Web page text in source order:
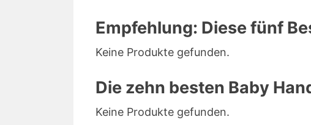
Empfehlung: Diese fünf
Keine Produkte gefunden.
Die zehn besten Baby
Keine Produkte gefunden.